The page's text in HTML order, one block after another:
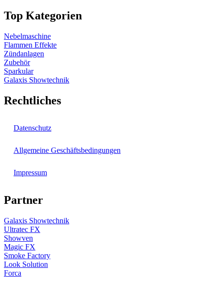
Top Kategorien
Nebelmaschine
Flammen Effekte
Zündanlagen
Zubehör
Sparkular
Galaxis Showtechnik
Rechtliches
Datenschutz
Allgemeine Geschäftsbedingungen
Impressum
Partner
Galaxis Showtechnik
Ultratec FX
Showven
Magic FX
Smoke Factory
Look Solution
Forca